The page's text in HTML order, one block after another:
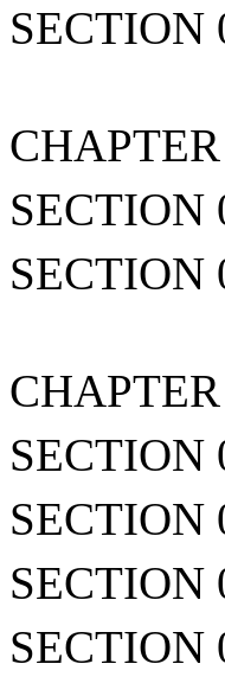
SECTION
SECTION
SECTION
SECTION
SECTION
SECTION
SECTION